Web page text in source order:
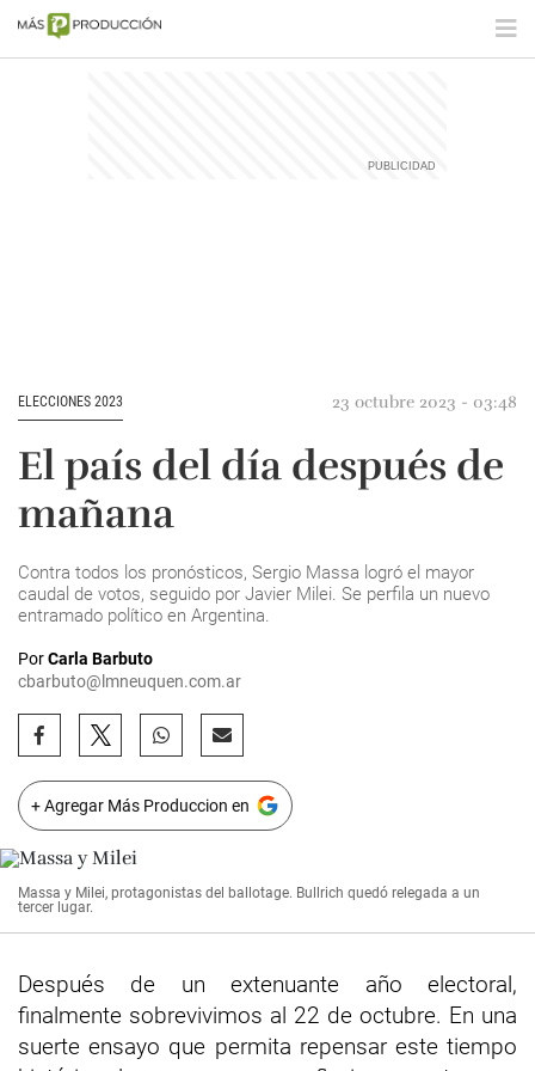
ELECCIONES 2023 23 octubre 2023 - 03:48
El país del día después de
mañana
Contra todos los pronósticos, Sergio Massa logró el mayor
caudal de votos, seguido por Javier Milei. Se perfila un nuevo
entramado político en Argentina.
PorCarla Barbuto
cbarbuto@lmneuquen.com.ar
+ Agregar Más Produccion en
Massa y Milei, protagonistas del ballotage. Bullrich quedó relegada a un
tercer lugar.
Después de un extenuante año electoral,
finalmente sobrevivimos al 22 de octubre. En una
suerte ensayo que permita repensar este tiempo